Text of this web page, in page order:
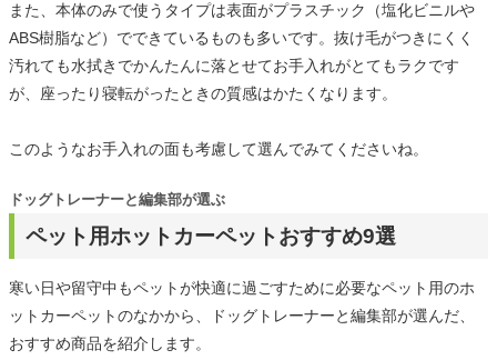
また、本体のみで使うタイプは表面がプラスチック（塩化ビニルや
ABS樹脂など）でできているものも多いです。抜け毛がつきにくく
汚れても水拭きでかんたんに落とせてお手入れがとてもラクです
が、座ったり寝転がったときの質感はかたくなります。
このようなお手入れの面も考慮して選んでみてくださいね。
ペット用ホットカーペットおすすめ9選
ドッグトレーナーと編集部が選ぶ
寒い日や留守中もペットが快適に過ごすために必要なペット用のホ
ットカーペットのなかから、ドッグトレーナーと編集部が選んだ、
おすすめ商品を紹介します。